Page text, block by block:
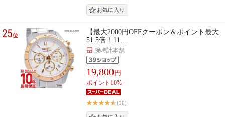
25位
【最大2000円OFFクーポン＆ポイント最大
51.5倍！11…
腕時計本舗
19,800円
ポイント10%
(10)